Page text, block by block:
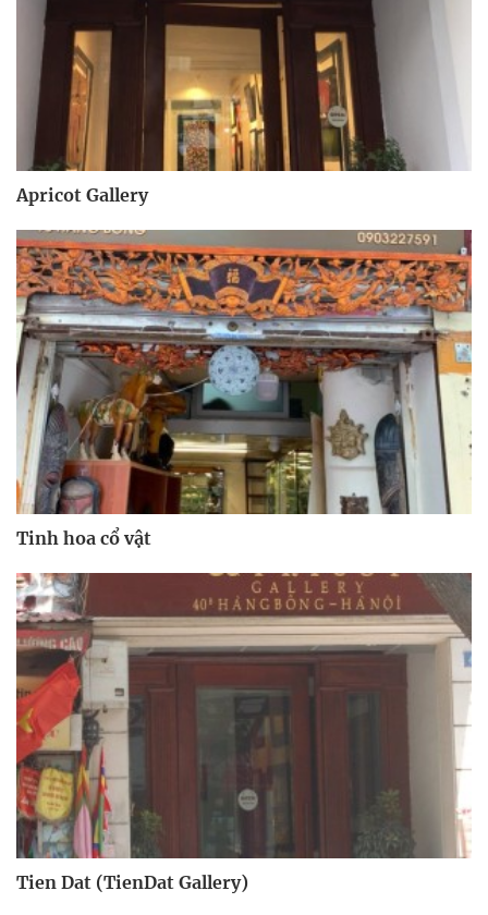
Apricot Gallery
Tinh hoa cổ vật
Tien Dat (TienDat Gallery)